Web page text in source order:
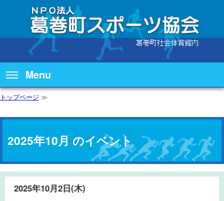
Menu
トップページ ≫
2025年10月 のイベント
2025年10月2日(木)